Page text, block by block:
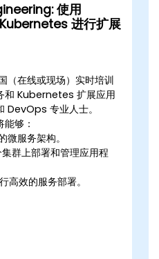
使用
进行扩展
（在线或现场）实时培训
和 Kubernetes 扩展应用
DevOps 专业人士。
够：
微服务架构。
群上部署和管理应用程
高效的服务部署。
中应用安全性和合规性的